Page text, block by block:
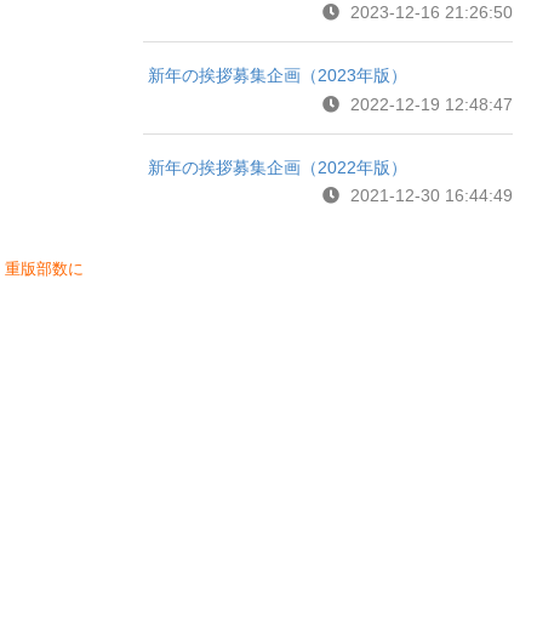
版部数に
2023-12-16 21:26:50
新年の挨拶募集企画（2023年版）
2022-12-19 12:48:47
新年の挨拶募集企画（2022年版）
2021-12-30 16:44:49